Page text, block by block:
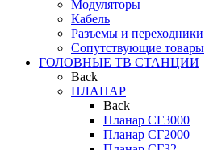
Модуляторы
Кабель
Разъемы и переходники
Сопутствующие товары
ГОЛОВНЫЕ ТВ СТАНЦИИ
Back
ПЛАНАР
Back
Планар СГ3000
Планар СГ2000